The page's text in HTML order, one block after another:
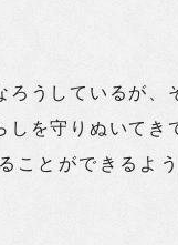
ろうしているが、
しを守りぬいてき
ことができるよ